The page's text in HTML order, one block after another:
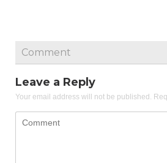
Comment
Leave a Reply
Your email address will not be published.